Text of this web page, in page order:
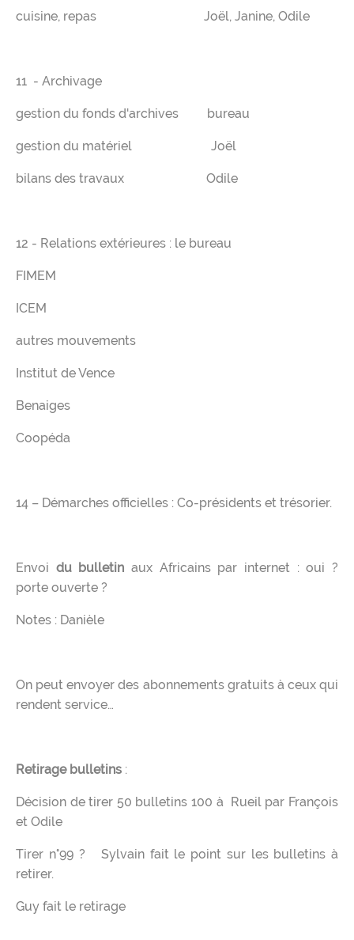
cuisine, repas Joël, Janine, Odile
11 - Archivage
gestion du fonds d'archives bureau
gestion du matériel Joël
bilans des travaux Odile
12 - Relations extérieures : le bureau
FIMEM
ICEM
autres mouvements
Institut de Vence
Benaiges
Coopéda
14 – Démarches officielles : Co-présidents et trésorier.
Envoi du bulletin aux Africains par internet : oui ?
porte ouverte ?
Notes : Danièle
On peut envoyer des abonnements gratuits à ceux qui
rendent service…
Retirage bulletins :
Décision de tirer 50 bulletins 100 à Rueil par François
et Odile
Tirer n°99 ? Sylvain fait le point sur les bulletins à
retirer.
Guy fait le retirage